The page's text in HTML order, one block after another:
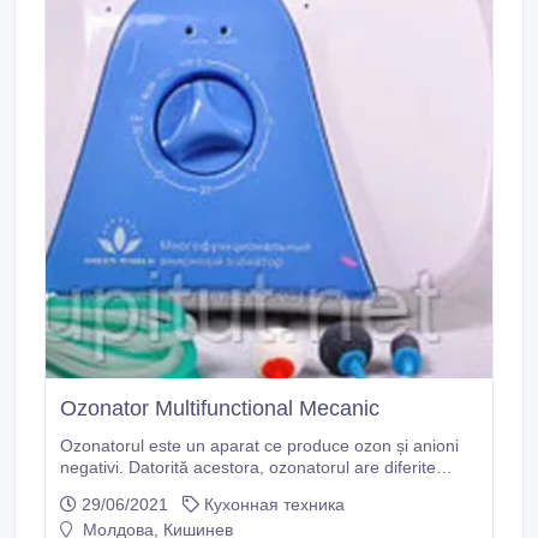
Ozonator Multifunctional Mecanic
Ozonatorul este un aparat ce produce ozon și anioni
negativi. Datorită acestora, ozonatorul are diferite
Domeniile de aplicare ale ozonizatorului anionic
multifuncţional: - Purificarea legumelor, fructelor de
29/06/2021
Кухонная техника
Молдова, Кишинев